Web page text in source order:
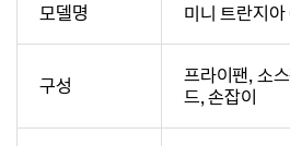
모델명 미니 트란지
구성
프라이팬, 소
드, 손잡이